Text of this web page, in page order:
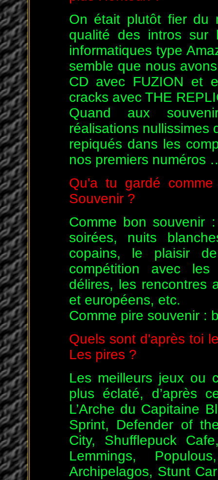
On était plutôt fier du
qualité des intros
informatiques type
semble que nous
CD avec FUZION et
cracks avec THE
Quand aux
réalisations nullissimes
repiqués dans les
nos premiers numéros
Qu'a tu gardé
Souvenir ?
Comme bon souvenir
soirées, nuits
copains, le plaisir
compétition avec
délires, les rencontres
et européens, etc.
Comme pire souvenir :
Quels sont d'après toi
Les pires ?
Les meilleurs jeux ou
plus éclaté, d’après
L’Arche du Capitaine
Sprint, Defender of
City, Shufflepuck
Lemmings,
Archipelagos, Stunt